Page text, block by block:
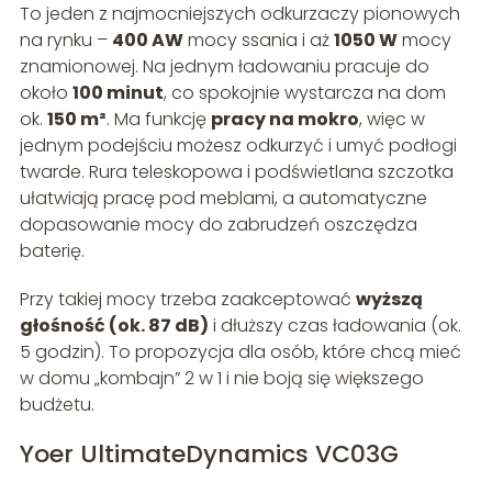
To jeden z najmocniejszych odkurzaczy pionowych
na rynku – 400 AWmocy ssania i aż1050 Wmocy
znamionowej. Na jednym ładowaniu pracuje do
około 100 minut, co spokojnie wystarcza na dom
ok. 150 m². Ma funkcję pracy na mokro, więc w
jednym podejściu możesz odkurzyć i umyć podłogi
twarde. Rura teleskopowa i podświetlana szczotka
ułatwiają pracę pod meblami, a automatyczne
dopasowanie mocy do zabrudzeń oszczędza
baterię.
Przy takiej mocy trzeba zaakceptować wyższą
głośność (ok. 87 dB) i dłuższy czas ładowania (ok.
5 godzin). To propozycja dla osób, które chcą mieć
w domu „kombajn” 2 w 1 i nie boją się większego
budżetu.
Yoer UltimateDynamics VC03G